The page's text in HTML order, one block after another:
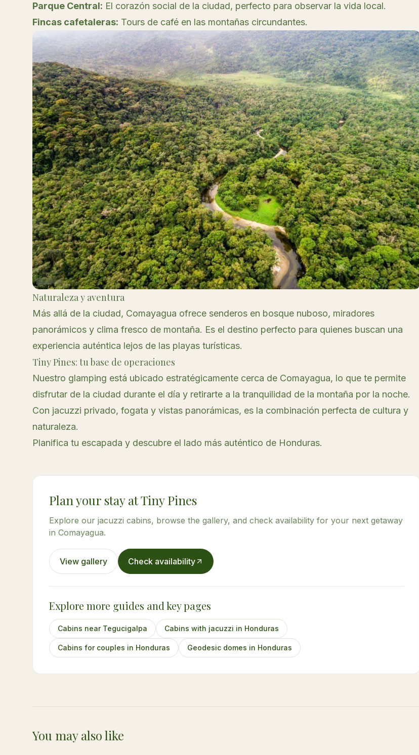
Parque Central: El corazón social de la ciudad, perfecto para observar la vida local.
Fincas cafetaleras: Tours de café en las montañas circundantes.
Naturaleza y aventura
Más allá de la ciudad, Comayagua ofrece senderos en bosque nuboso, miradores
panorámicos y clima fresco de montaña. Es el destino perfecto para quienes buscan una
experiencia auténtica lejos de las playas turísticas.
Tiny Pines: tu base de operaciones
Nuestro glamping está ubicado estratégicamente cerca de Comayagua, lo que te permite
disfrutar de la ciudad durante el día y retirarte a la tranquilidad de la montaña por la noche.
Con jacuzzi privado, fogata y vistas panorámicas, es la combinación perfecta de cultura y
naturaleza.
Planifica tu escapada y descubre el lado más auténtico de Honduras.
Plan your stay at Tiny Pines
Explore our jacuzzi cabins, browse the gallery, and check availability for your next getaway
in Comayagua.
View gallery Check availability
Explore more guides and key pages
Cabins near Tegucigalpa Cabins with jacuzzi in Honduras
Cabins for couples in Honduras Geodesic domes in Honduras
You may also like